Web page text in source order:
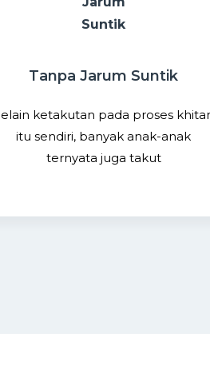
Tanpa Jarum Suntik
ketakutan pada proses
itu sendiri, banyak anak-anak
ternyata juga takut